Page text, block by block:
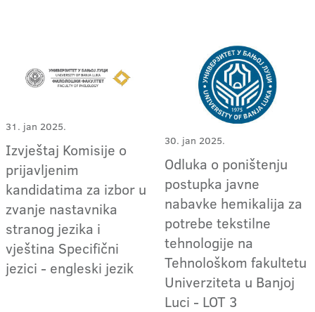
31. jan 2025.
Izvještaj Komisije o
prijavljenim
kandidatima za izbor u
zvanje nastavnika
stranog jezika i
vještina Specifični
jezici - engleski jezik
30. jan 2025.
Odluka o poništenju
postupka javne
nabavke hemikalija za
potrebe tekstilne
tehnologije na
Tehnološkom fakultetu
Univerziteta u Banjoj
Luci - LOT 3